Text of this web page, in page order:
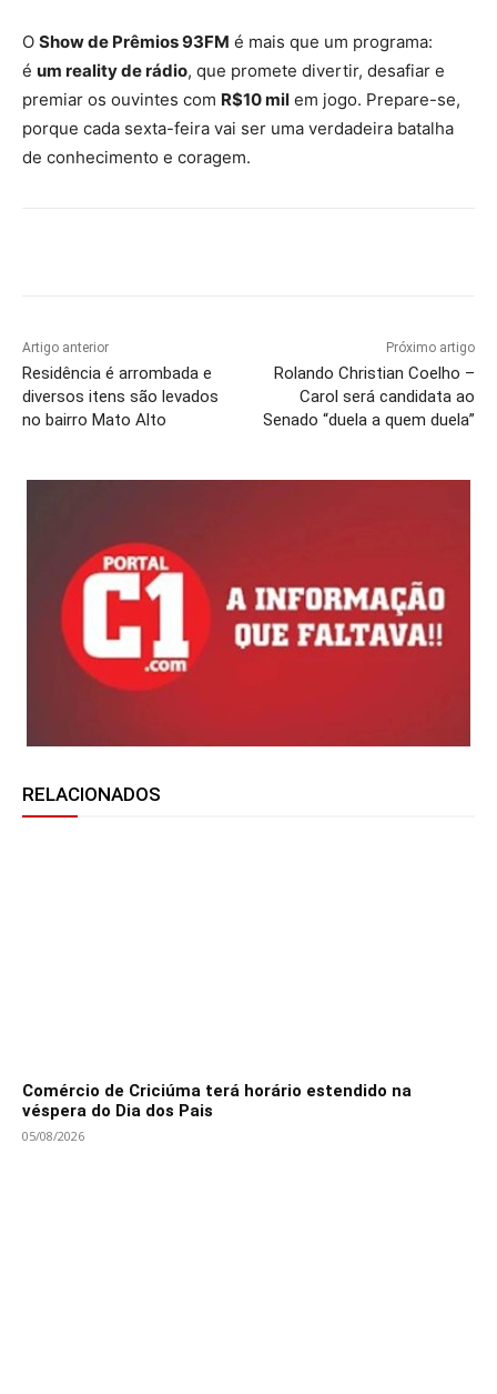
O Show de Prêmios 93FM é mais que um programa:
é um reality de rádio, que promete divertir, desafiar e
premiar os ouvintes com R$10 mil em jogo. Prepare-se,
porque cada sexta-feira vai ser uma verdadeira batalha
de conhecimento e coragem.
Artigo anterior
Residência é arrombada e
diversos itens são levados
no bairro Mato Alto
Próximo artigo
Rolando Christian Coelho –
Carol será candidata ao
Senado “duela a quem duela”
RELACIONADOS
Comércio de Criciúma terá horário estendido na
véspera do Dia dos Pais
05/08/2026